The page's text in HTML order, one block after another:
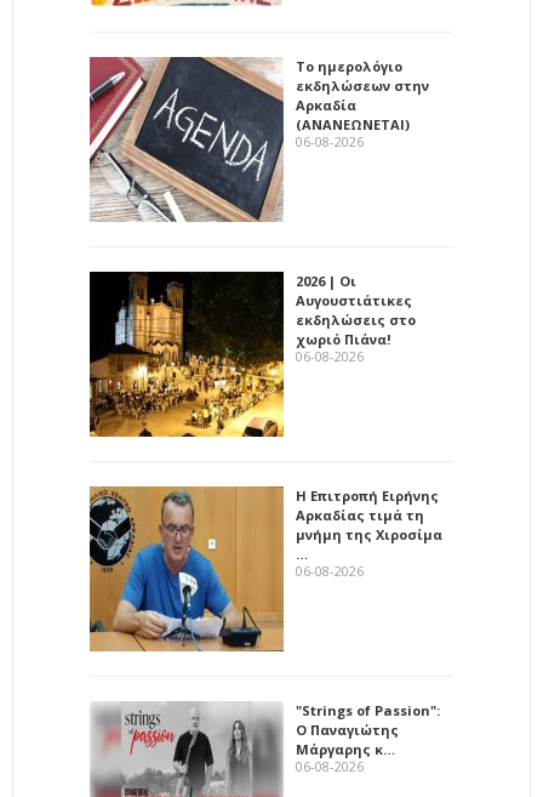
Το ημερολόγιο
εκδηλώσεων στην
Αρκαδία
(ΑΝΑΝΕΩΝΕΤΑΙ)
06-08-2026
2026 | Οι
Αυγουστιάτικες
εκδηλώσεις στο
χωριό Πιάνα!
06-08-2026
Η Επιτροπή Ειρήνης
Αρκαδίας τιμά τη
μνήμη της Χιροσίμα
…
06-08-2026
"Strings of Passion":
Ο Παναγιώτης
Μάργαρης κ…
06-08-2026